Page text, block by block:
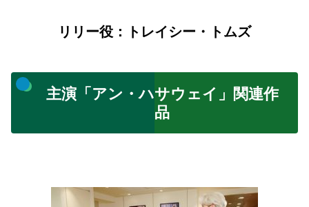
リリー役：トレイシー・トムズ
主演「アン・ハサウェイ」関連作
品